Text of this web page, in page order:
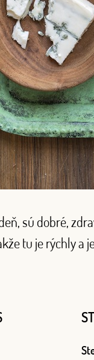
sú dobré,
tu je rýchly a